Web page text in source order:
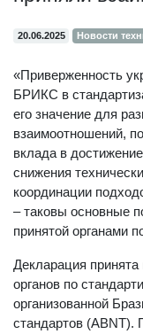
20.06.2025 Новости
«Приверженность
БРИКС в
его значение для
взаимоотношений,
вклада в
снижения
координации
– таковы основные
принятой органами
Декларация
органов по
организованной
стандартов (ABNT).